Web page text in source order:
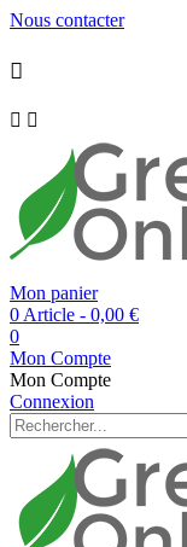
Nous contacter

 
Mon panier
0 Article - 0,00 €
0
Mon Compte
Mon Compte
Connexion